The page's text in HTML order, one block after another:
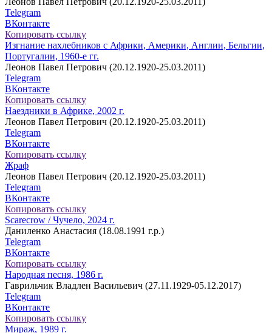
Telegram
ВКонтакте
Копировать ссылку
Изгнание нахлебников с Африки, Америки, Англии, Бельгии,
Португалии, 1960-е гг.
Леонов Павел Петрович (20.12.1920-25.03.2011)
Telegram
ВКонтакте
Копировать ссылку
Наездники в Африке, 2002 г.
Леонов Павел Петрович (20.12.1920-25.03.2011)
Telegram
ВКонтакте
Копировать ссылку
Жраф
Леонов Павел Петрович (20.12.1920-25.03.2011)
Telegram
ВКонтакте
Копировать ссылку
Scarecrow / Чучело, 2024 г.
Даниленко Анастасия (18.08.1991 г.р.)
Telegram
ВКонтакте
Копировать ссылку
Народная песня, 1986 г.
Гаврильчик Владлен Васильевич (27.11.1929-05.12.2017)
Telegram
ВКонтакте
Копировать ссылку
Мираж, 1989 г.